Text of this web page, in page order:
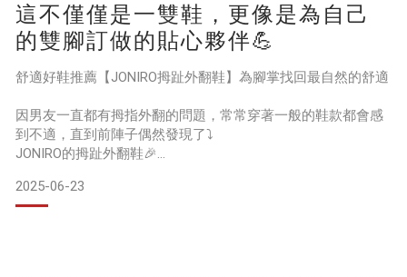
JONIRO拇指外翻鞋的寬版楦頭設計真的讓舒適度UPUP！
最棒的是還有抑菌除臭的效果，我終於不會被侄子姪女笑是野
原廣志了！
如果你像我一樣喜愛美食
這不僅僅是一雙鞋，更像是為自己
的雙腳訂做的貼心夥伴💪
舒適好鞋推薦【JONIRO拇趾外翻鞋】為腳掌找回最自然的舒適
因男友一直都有拇指外翻的問題，常常穿著一般的鞋款都會感
到不適，直到前陣子偶然發現了⤵️
JONIRO的拇趾外翻鞋🎉
穿上它的瞬間，立刻感受到了與眾不同的舒適，這不僅僅是一
雙鞋，更像是為自己的雙腳訂做的貼心夥伴💪
2025-06-23